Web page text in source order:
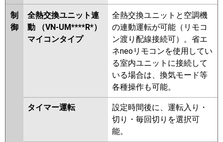
制
御
全熱交換ユニット連
動 （VN-UM****R*）
マイコンタイプ
全熱交換ユニットと空調機
の連動運転が可能（リモコ
ン渡り配線接続可）。省エ
ネneoリモコンを使用してい
る室内ユニットに接続して
いる場合は、換気モード等
各種操作も可能。
タイマー運転
設定時間後に、運転入り・
切り・毎回切りを選択可
能。